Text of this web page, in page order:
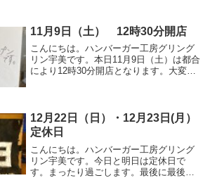
ナルのタルタルソースには、なんと！高
菜漬けが入っています！ぜ...
11月9日（土） 12時30分開店
こんにちは。ハンバーガー工房グリング
リン宇美です。本日11月9日（土）は都合
により12時30分開店となります。大変ご
が笑顔いっぱいの...
12月22日（日）・12月23日(月）
定休日
こんにちは。ハンバーガー工房グリング
リン宇美です。今日と明日は定休日で
す。まったり過ごします。最後に最後ま